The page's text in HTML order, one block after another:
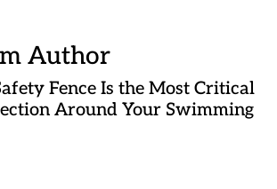
Author
Fence Is the Most Critical
Around Your Swimming